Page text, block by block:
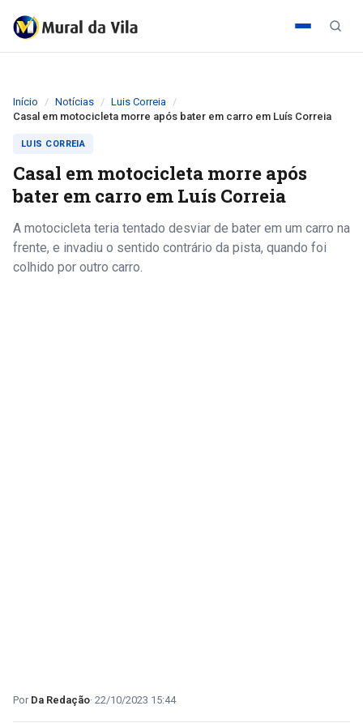
Início Notícias
Luis Correia
Casal em motocicleta morre após bater em carro em Luís Correia
LUIS CORREIA
Casal em motocicleta morre após
bater em carro em Luís Correia
A motocicleta teria tentado desviar de bater em um carro na
frente, e invadiu o sentido contrário da pista, quando foi
colhido por outro carro.
Da Redação 22/10/2023 15:44